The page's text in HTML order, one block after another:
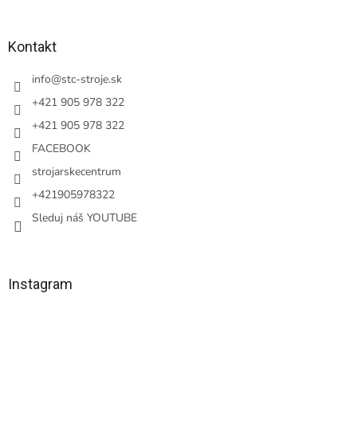
Kontakt
info@stc-stroje.sk
+421 905 978 322
+421 905 978 322
FACEBOOK
strojarskecentrum
+421905978322
Sleduj náš YOUTUBE
Instagram